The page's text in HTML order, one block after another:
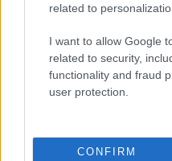
related to
I want to allow Google
related to security,
functionality and fraud
user protection.
CONFIRM
Rafael Leao durante el
versión, Martínez tiene las
Joao Félix y Pedro Neto.
Portugal debutará en el